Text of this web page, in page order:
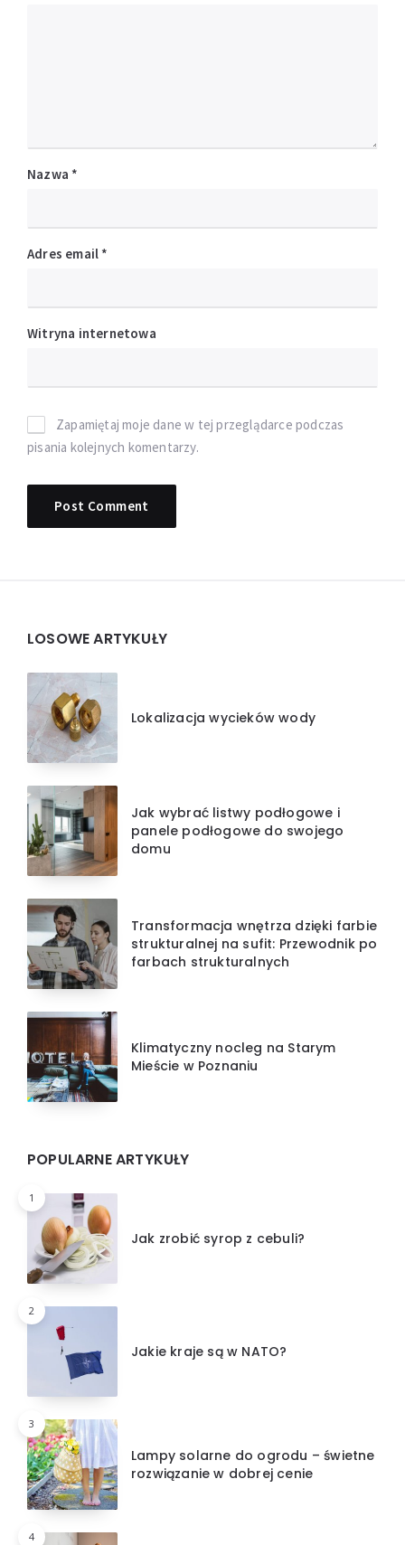
Nazwa *
Adres email *
Witryna internetowa
Zapamiętaj moje dane w tej przeglądarce podczas
pisania kolejnych komentarzy.
Widgets
LOSOWE ARTYKUŁY
Lokalizacja wycieków wody
Jak wybrać listwy podłogowe i
panele podłogowe do swojego
domu
Transformacja wnętrza dzięki farbie
strukturalnej na sufit: Przewodnik po
farbach strukturalnych
Klimatyczny nocleg na Starym
Mieście w Poznaniu
POPULARNE ARTYKUŁY
1
Jak zrobić syrop z cebuli?
2
Jakie kraje są w NATO?
3
Lampy solarne do ogrodu – świetne
rozwiązanie w dobrej cenie
4